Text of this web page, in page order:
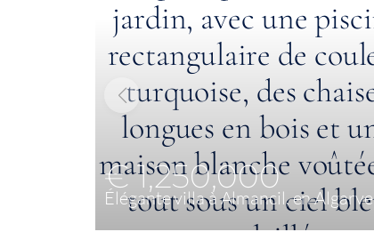
€ 1,250,000
Élégante villa à Almancil, en Algarve